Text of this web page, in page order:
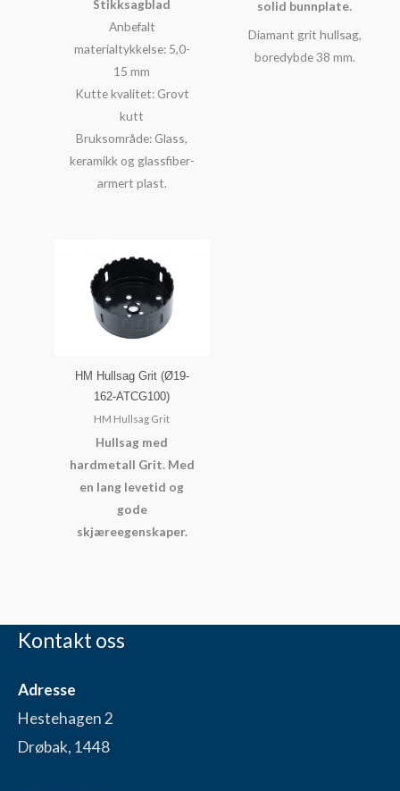
Stikksagblad
Anbefalt
materialtykkelse: 5,0-
15 mm
Kutte kvalitet: Grovt
kutt
Bruksområde: Glass,
keramikk og glassfiber-
armert plast.
solid bunnplate.
Diamant grit hullsag,
boredybde 38 mm.
HM Hullsag Grit (Ø19-
162-ATCG100)
HM Hullsag Grit
Hullsag med
hardmetall Grit. Med
en lang levetid og
gode
skjæreegenskaper.
Kontakt oss
Adresse
Hestehagen 2
Drøbak, 1448